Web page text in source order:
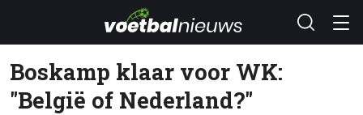
Boskamp klaar voor WK:
"België of Nederland?"